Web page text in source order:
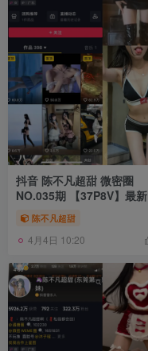
抖音 陈不凡超甜 微密圈
NO.035期 【37P8V】最新
至：2024.3.7
陈不凡超甜
4月4日 10:20